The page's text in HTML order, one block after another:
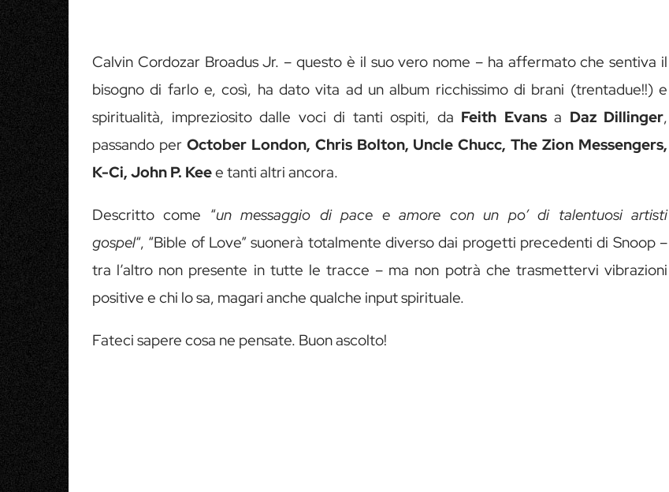
Calvin Cordozar Broadus Jr. – questo è il suo vero nome – ha affermato che sentiva il
bisogno di farlo e, così, ha dato vita ad un album ricchissimo di brani (trentadue!!) e
spiritualità, impreziosito dalle voci di tanti ospiti, da Feith Evansa Daz Dillinger,
passando per October London, Chris Bolton, Uncle Chucc, The Zion Messengers,
K-Ci, John P. Keee tanti altri ancora.
Descritto come “un messaggio di pace e amore con un po’ di talentuosi artisti
gospel“, “Bible of Love” suonerà totalmente diverso dai progetti precedenti di Snoop –
tra l’altro non presente in tutte le tracce – ma non potrà che trasmettervi vibrazioni
positive e chi lo sa, magari anche qualche input spirituale.
Fateci sapere cosa ne pensate. Buon ascolto!